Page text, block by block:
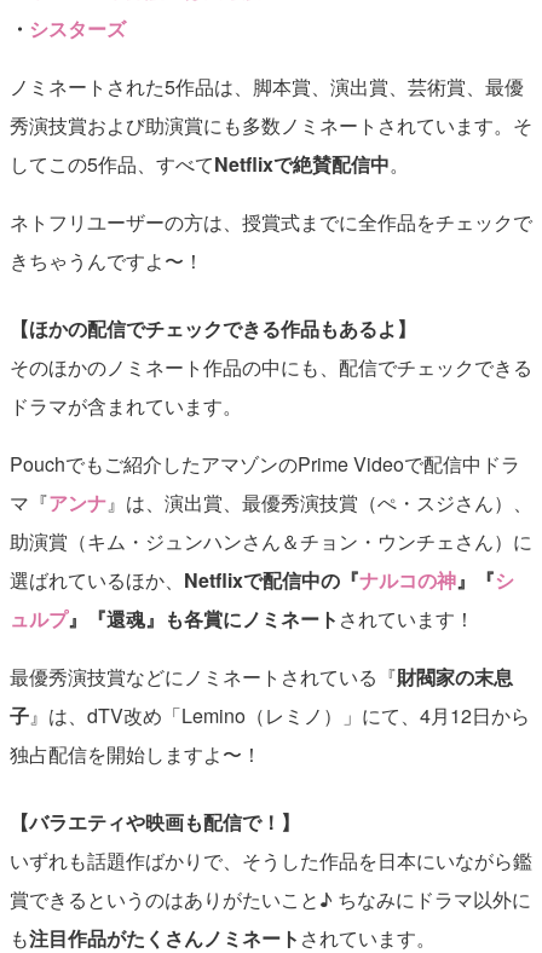
・ シスターズ
ノミネートされた5作品は、脚本賞、演出賞、芸術賞、最優
秀演技賞および助演賞にも多数ノミネートされています。そ
してこの5作品、すべてNetflixで絶賛配信中。
ネトフリユーザーの方は、授賞式までに全作品をチェックで
きちゃうんですよ〜！
【ほかの配信でチェックできる作品もあるよ】
そのほかのノミネート作品の中にも、配信でチェックできる
ドラマが含まれています。
Pouchでもご紹介したアマゾンのPrime Videoで配信中ドラ
マ『アンナ』は、演出賞、最優秀演技賞（ぺ・スジさん）、
助演賞（キム・ジュンハンさん＆チョン・ウンチェさん）に
選ばれているほか、 Netflixで配信中の『ナルコの神』『シ
ュルプ』『還魂』も各賞にノミネート されています！
最優秀演技賞などにノミネートされている『財閥家の末息
子』は、dTV改め「Lemino（レミノ）」にて、4月12日から
独占配信を開始しますよ〜！
【バラエティや映画も配信で！】
いずれも話題作ばかりで、そうした作品を日本にいながら鑑
賞できるというのはありがたいこと♪ ちなみにドラマ以外に
も注目作品がたくさんノミネート されています。